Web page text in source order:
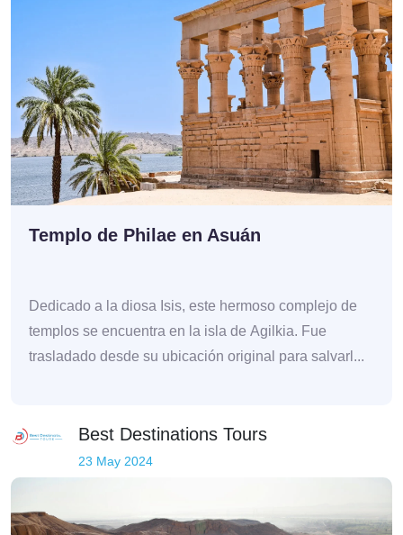
Templo de Philae en Asuán
Dedicado a la diosa Isis, este hermoso complejo de
templos se encuentra en la isla de Agilkia. Fue
trasladado desde su ubicación original para salvarl...
Best Destinations Tours
23 May 2024